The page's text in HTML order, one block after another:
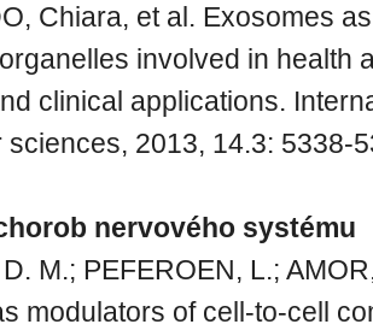
Chiara, et al. Exosomes
involved in health
clinical applications.
sciences, 2013, 14.3: 5338-
nervového systému
M.; PEFEROEN, L.;
modulators of cell-to-cell